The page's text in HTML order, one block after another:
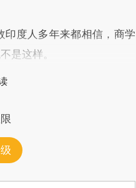
度人多年来都相信，商学
是这样。